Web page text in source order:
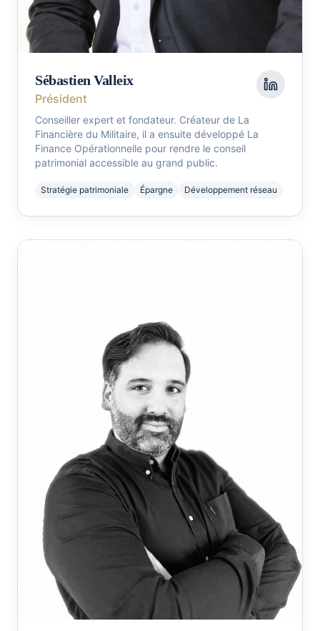
Sébastien Valleix
Président
Conseiller expert et fondateur. Créateur de La
Financière du Militaire, il a ensuite développé La
Finance Opérationnelle pour rendre le conseil
patrimonial accessible au grand public.
Stratégie patrimoniale Épargne Développement réseau